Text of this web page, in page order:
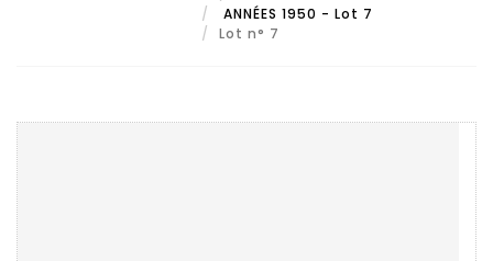
ANNÉES 1950 - Lot 7
Lot n° 7